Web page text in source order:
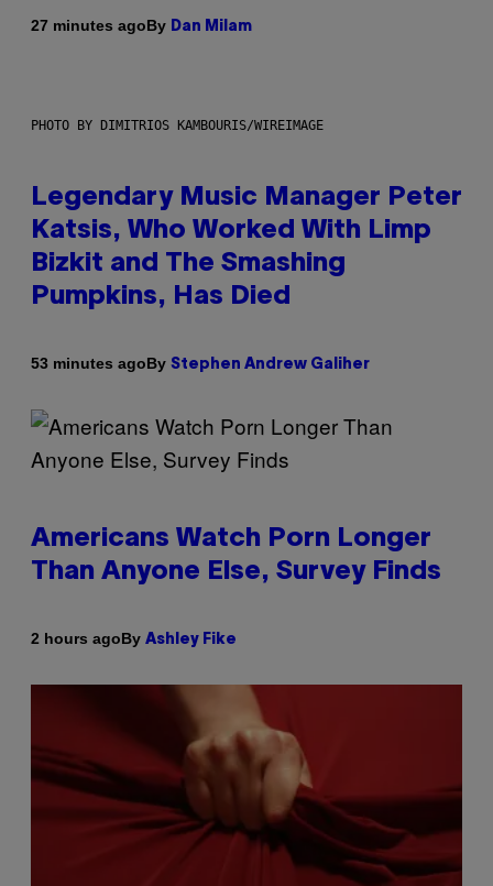
27 minutes agoBy Dan Milam
PHOTO BY DIMITRIOS KAMBOURIS/WIREIMAGE
Legendary Music Manager Peter
Katsis, Who Worked With Limp
Bizkit and The Smashing
Pumpkins, Has Died
53 minutes agoBy Stephen Andrew Galiher
Americans Watch Porn Longer
Than Anyone Else, Survey Finds
2 hours agoBy Ashley Fike